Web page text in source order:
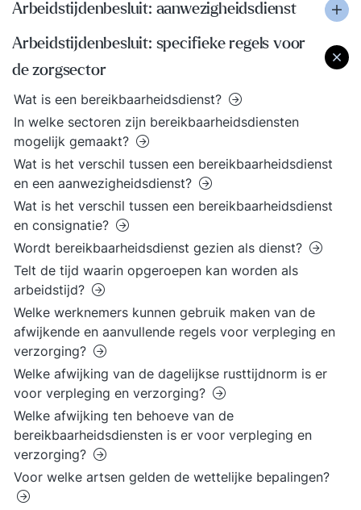
Arbeidstijdenbesluit: aanwezigheidsdienst
Arbeidstijdenbesluit: specifieke regels voor
de zorgsector
Wat is een bereikbaarheidsdienst?
In welke sectoren zijn bereikbaarheidsdiensten
mogelijk gemaakt?
Wat is het verschil tussen een bereikbaarheidsdienst
en een aanwezigheidsdienst?
Wat is het verschil tussen een bereikbaarheidsdienst
en consignatie?
Wordt bereikbaarheidsdienst gezien als dienst?
Telt de tijd waarin opgeroepen kan worden als
arbeidstijd?
Welke werknemers kunnen gebruik maken van de
afwijkende en aanvullende regels voor verpleging en
verzorging?
Welke afwijking van de dagelijkse rusttijdnorm is er
voor verpleging en verzorging?
Welke afwijking ten behoeve van de
bereikbaarheidsdiensten is er voor verpleging en
verzorging?
Voor welke artsen gelden de wettelijke bepalingen?